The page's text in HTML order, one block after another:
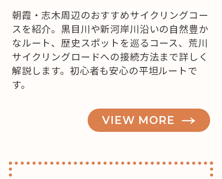
を
買
お
う
か
な？”
朝霞・志木周辺のおすすめサイクリングコー
スを紹介。黒目川や新河岸川沿いの自然豊か
なルート、歴史スポットを巡るコース、荒川
サイクリングロードへの接続方法まで詳しく
解説します。初心者も安心の平坦ルートで
す。
VIEW MORE